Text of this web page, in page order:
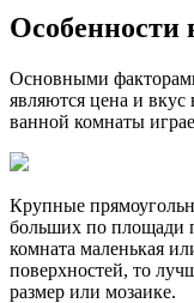
Особенности
Основными
являются цена и
ванной комнаты
Крупные
больших по площади
комната маленькая
поверхностей, то
размер или мозаике.